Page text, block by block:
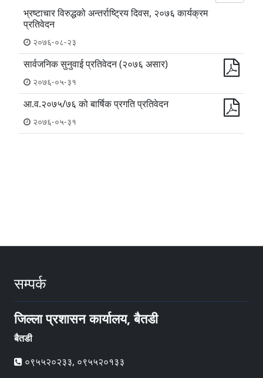
भ्रष्टाचार विरुद्धको अन्तर्राष्ट्रिय दिवस, २०७६ कार्यक्रम
प्रतिवेदन
२०७६-०८-२३
सार्वजनिक सुनुवाई प्रतिवेदन (२०७६ असार)
२०७६-०५-३१
आ.व.२०७५/७६ को बार्षिक प्रगति प्रतिवेदन
२०७६-०५-३१
सम्पर्क
जिल्ला प्रशासन कार्यालय, बैतडी
बैतडी
०९५५२०२३३, ०९५५२०१३३